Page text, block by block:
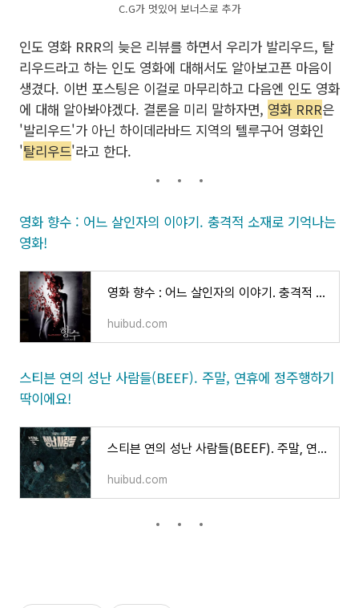
C.G가 멋있어 보너스로 추가
인도 영화 RRR의 늦은 리뷰를 하면서 우리가 발리우드, 탈
리우드라고 하는 인도 영화에 대해서도 알아보고픈 마음이
생겼다. 이번 포스팅은 이걸로 마무리하고 다음엔 인도 영화
에 대해 알아봐야겠다. 결론을 미리 말하자면, 영화 RRR은
'발리우드'가 아닌 하이데라바드 지역의 텔루구어 영화인
'탈리우드'라고 한다.
영화 향수 : 어느 살인자의 이야기. 충격적 소재로 기억나는
영화!
영화 향수 : 어느 살인자의 이야기. 충격적 소재로 기억나는 영화!
huibud.com
스티븐 연의 성난 사람들(BEEF). 주말, 연휴에 정주행하기
딱이에요!
스티븐 연의 성난 사람들(BEEF). 주말, 연휴에 정주행하기 딱이에요!
huibud.com